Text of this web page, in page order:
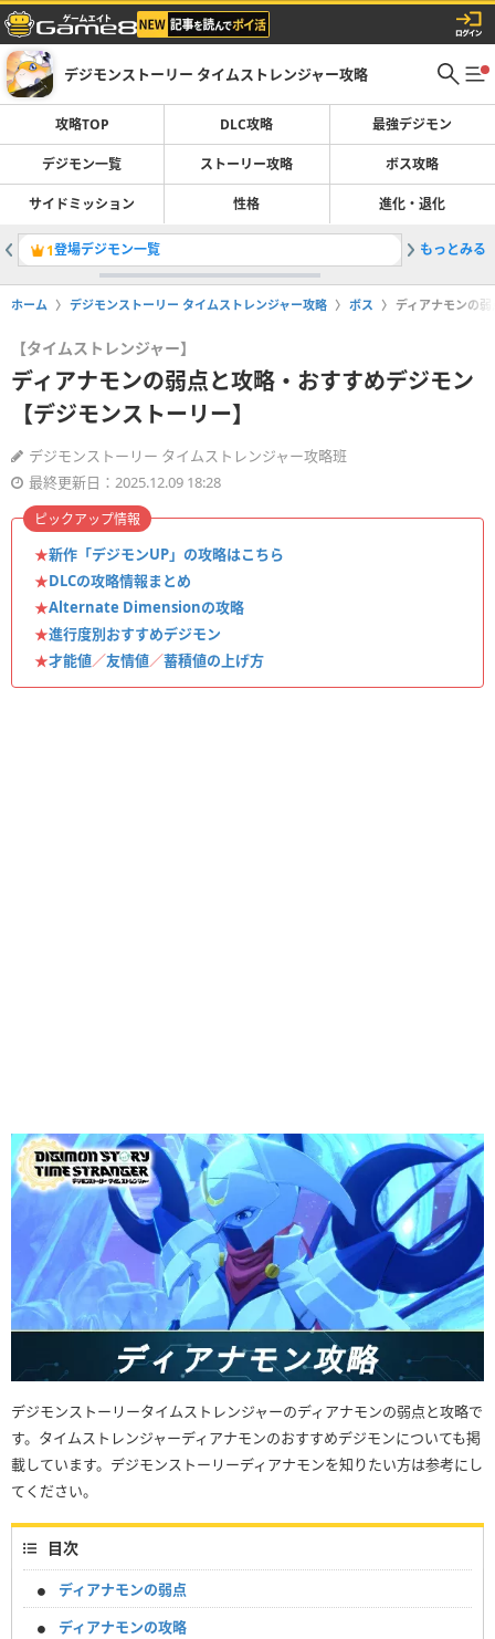
デジモンストーリー タイムストレンジャー攻略
攻略TOP DLC攻略 最強デジモン
デジモン一覧 ストーリー攻略 ボス攻略
サイドミッション 性格 進化・退化
1登場デジモン一覧 2最強デ
もっとみる
ホーム デジモンストーリー タイムストレンジャー攻略 ボス ディアナモンの
【タイムストレンジャー】
ディアナモンの弱点と攻略・おすすめデジモン
【デジモンストーリー】
デジモンストーリー タイムストレンジャー攻略班
最終更新日：2025.12.09 18:28
★新作「デジモンUP」の攻略はこちら
★DLCの攻略情報まとめ
★Alternate Dimensionの攻略
★進行度別おすすめデジモン
★才能値／友情値／蓄積値の上げ方
ピックアップ情報
デジモンストーリータイムストレンジャーのディアナモンの弱点と攻略で
す。タイムストレンジャーディアナモンのおすすめデジモンについても掲
載しています。デジモンストーリーディアナモンを知りたい方は参考にし
てください。
目次
ディアナモンの弱点
ディアナモンの攻略